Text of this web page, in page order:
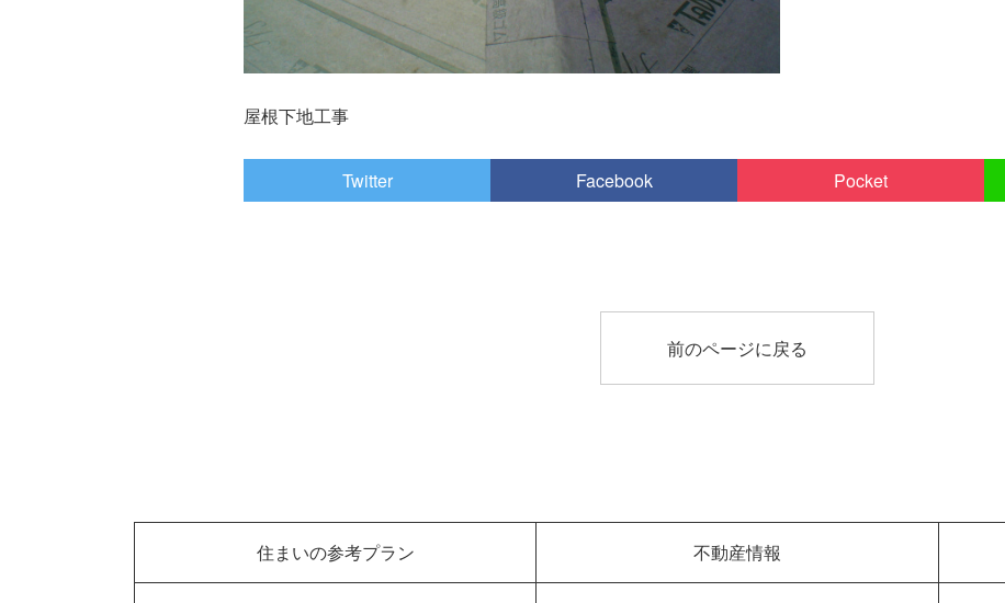
屋根下地工事
Twitter Facebook Pocket
前のページに戻る
住まいの参考プラン 不動産情報